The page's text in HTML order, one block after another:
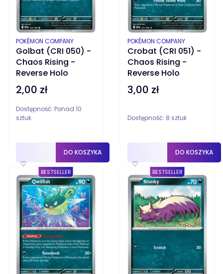
Golbat (CRI 050) -
Chaos Rising -
Reverse Holo
PRODUCENT
POKÉMON COMPANY
Cena
2,00 zł
Dostępność: Ponad 10
sztuk
♡
DO KOSZYKA
Crobat (CRI 051) -
Chaos Rising -
Reverse Holo
PRODUCENT
POKÉMON COMPANY
Cena
3,00 zł
Dostępność: 8 sztuk
♡
DO KOSZYKA
BESTSELLER BESTSELLER